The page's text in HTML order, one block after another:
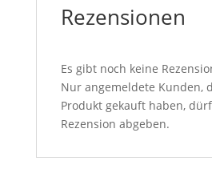
Rezensionen
Es gibt noch keine
Nur angemeldete Kunden,
Produkt gekauft haben,
Rezension abgeben.